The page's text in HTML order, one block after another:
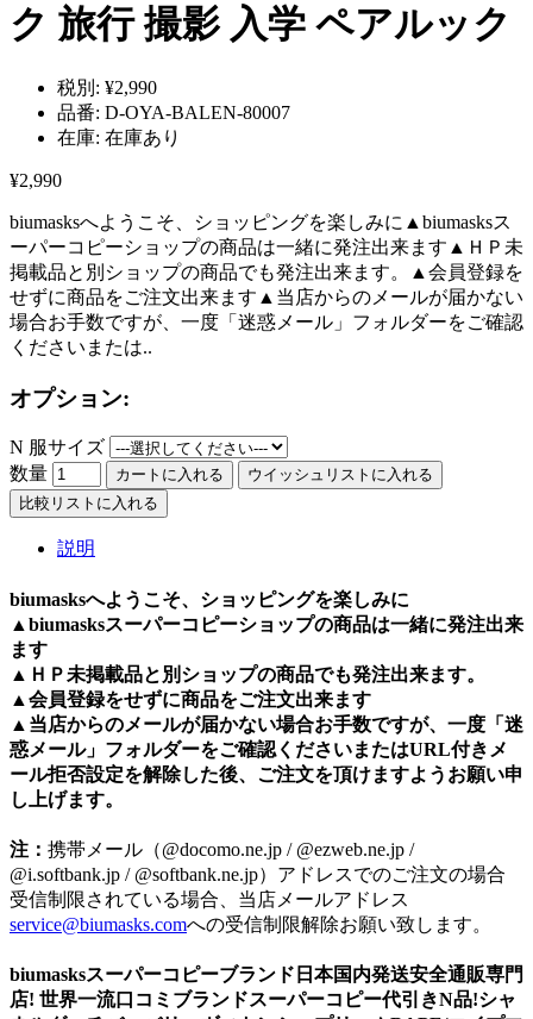
ク 旅行 撮影 入学 ペアルック
税別: ¥2,990
品番: D-OYA-BALEN-80007
在庫: 在庫あり
¥2,990
biumasksへようこそ、ショッピングを楽しみに▲biumasksス
ーパーコピーショップの商品は一緒に発注出来ます▲ＨＰ未
掲載品と別ショップの商品でも発注出来ます。▲会員登録を
せずに商品をご注文出来ます▲当店からのメールが届かない
場合お手数ですが、一度「迷惑メール」フォルダーをご確認
くださいまたは..
オプション:
N 服サイズ
数量
カートに入れる
ウイッシュリストに入れる
比較リストに入れる
説明
biumasksへようこそ、ショッピングを楽しみに
▲ biumasksスーパーコピーショップの商品は一緒に発注出来
ます
▲ＨＰ未掲載品と別ショップの商品でも発注出来ます。
▲会員登録をせずに商品をご注文出来ます
▲当店からのメールが届かない場合お手数ですが、一度「迷
惑メール」フォルダーをご確認くださいまたはURL付きメ
ール拒否設定を解除した後、ご注文を頂けますようお願い申
し上げます。
注： 携帯メール（@docomo.ne.jp / @ezweb.ne.jp /
@i.softbank.jp / @softbank.ne.jp）アドレスでのご注文の場合
受信制限されている場合、当店メールアドレス
service@biumasks.comへの受信制限解除お願い致します。
biumasksスーパーコピーブランド日本国内発送安全通販専門
店! 世界一流口コミブランドスーパーコピー代引きN品!シャ